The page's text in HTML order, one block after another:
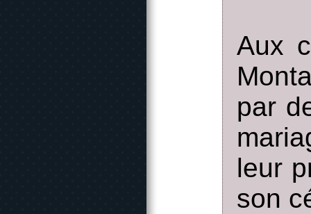
Aux
par
leur
son